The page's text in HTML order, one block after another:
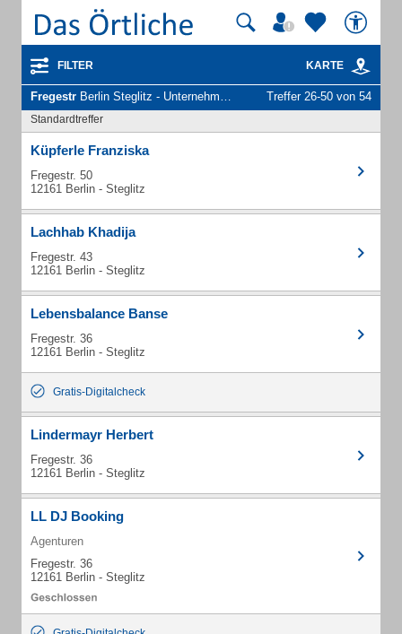
FILTER KARTE
Fregestr Berlin Steglitz - Unternehmen und Personen Treffer 26-50 von 54
Standardtreffer
Küpferle Franziska
Fregestr. 50
12161 Berlin - Steglitz
Lachhab Khadija
Fregestr. 43
12161 Berlin - Steglitz
Lebensbalance Banse
Fregestr. 36
12161 Berlin - Steglitz
Gratis-Digitalcheck
Lindermayr Herbert
Fregestr. 36
12161 Berlin - Steglitz
LL DJ Booking
Agenturen
Fregestr. 36
12161 Berlin - Steglitz